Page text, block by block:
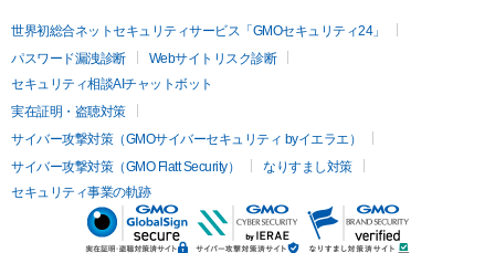
世界初総合ネットセキュリティサービス「GMOセキュリティ24」
パスワード漏洩診断
Webサイトリスク診断
セキュリティ相談AIチャットボット
実在証明・盗聴対策
サイバー攻撃対策（GMOサイバーセキュリティ byイエラエ）
サイバー攻撃対策（GMO Flatt Security）
なりすまし対策
セキュリティ事業の軌跡